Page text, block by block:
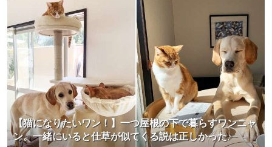
【猫になりたいワン！】一つ屋根の下で暮らすワンニャ
ン。一緒にいると仕草が似てくる説は正しかった♪